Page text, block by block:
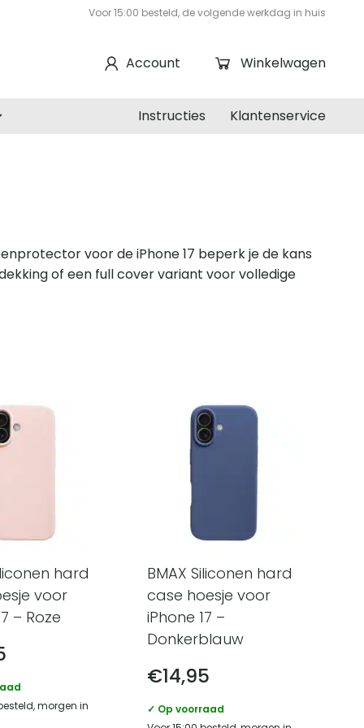
Voor 15:00 besteld, de volgende werkdag in huis
Winkelwagen
Account
Klantenservice
Instructies
voor de iPhone 17 beperk je de kans
of een full cover variant voor volledige
hard
voor
– Roze
morgen in
BMAX Siliconen hard
case hoesje voor
iPhone 17 –
Donkerblauw
€14,95
✓ Op voorraad